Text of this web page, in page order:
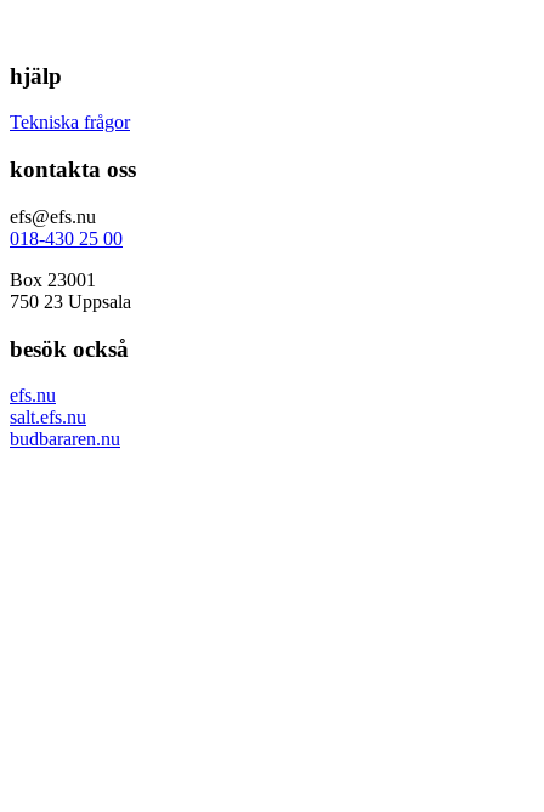
hjälp
Tekniska frågor
kontakta oss
efs@efs.nu
018-430 25 00
Box 23001
750 23 Uppsala
besök också
efs.nu
salt.efs.nu
budbararen.nu